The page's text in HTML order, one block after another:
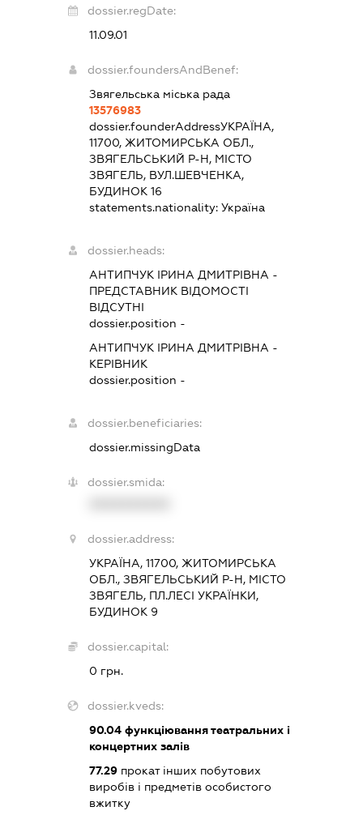
dossier.regDate:
11.09.01
dossier.foundersAndBenef:
Звягельська міська рада
13576983
dossier.founderAddressУКРАЇНА,
11700, ЖИТОМИРСЬКА ОБЛ.,
ЗВЯГЕЛЬСЬКИЙ Р-Н, МІСТО
ЗВЯГЕЛЬ, ВУЛ.ШЕВЧЕНКА,
БУДИНОК 16
statements.nationality: Україна
dossier.heads:
АНТИПЧУК ІРИНА ДМИТРІВНА -
ПРЕДСТАВНИК ВІДОМОСТІ
ВІДСУТНІ
dossier.position -
АНТИПЧУК ІРИНА ДМИТРІВНА -
КЕРІВНИК
dossier.position -
dossier.beneficiaries:
dossier.missingData
dossier.smida:
dossier.address:
УКРАЇНА, 11700, ЖИТОМИРСЬКА
ОБЛ., ЗВЯГЕЛЬСЬКИЙ Р-Н, МІСТО
ЗВЯГЕЛЬ, ПЛ.ЛЕСІ УКРАЇНКИ,
БУДИНОК 9
dossier.capital:
0 грн.
dossier.kveds:
90.04функціювання театральних і
концертних залів
77.29прокат інших побутових
виробів і предметів особистого
вжитку